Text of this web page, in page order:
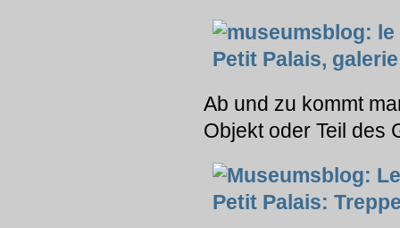
Ab und zu kommt
Objekt oder Teil des